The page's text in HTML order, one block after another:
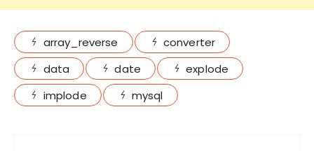
array_reverse
converter
data
date
explode
implode
mysql